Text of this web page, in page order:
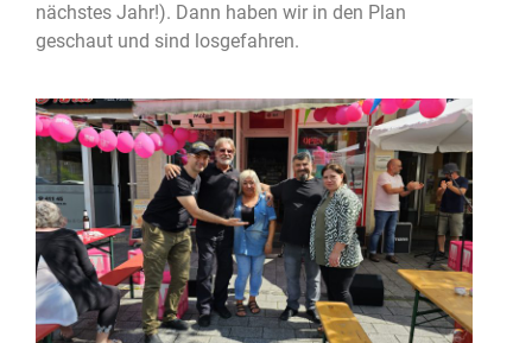
nächstes Jahr!). Dann haben wir in den Plan
geschaut und sind losgefahren.